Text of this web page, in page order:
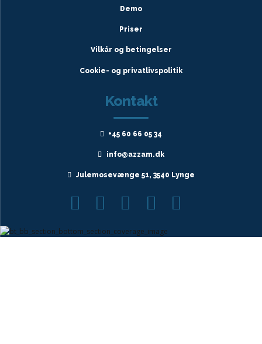
Demo
Priser
Vilkår og betingelser
Cookie- og privatlivspolitik
Kontakt
+45 60 66 05 34
info@azzam.dk
Julemosevænge 51, 3540 Lynge